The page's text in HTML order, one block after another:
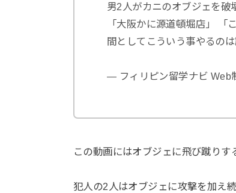
男2人がカニのオブジェを
「大阪かに源道頓堀店」 「
間としてこういう事やるの
— フィリピン留学ナビ Web
この動画にはオブジェに飛び蹴りす
犯人の2人はオブジェに攻撃を加え